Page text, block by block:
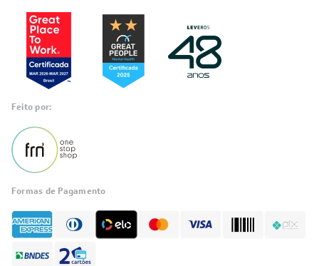
Feito por:
Formas de Pagamento
Fale com a LIA